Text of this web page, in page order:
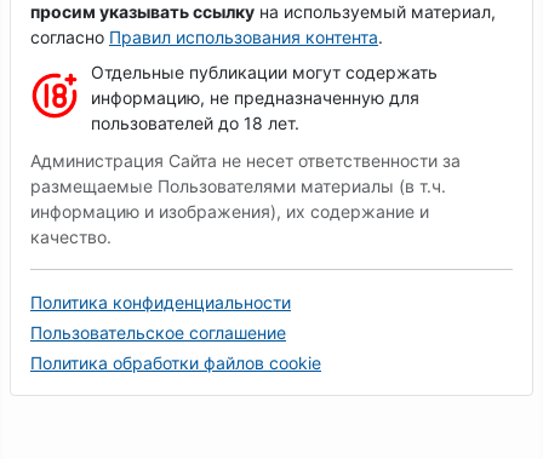
просим указывать ссылку на используемый материал,
согласно Правил использования контента.
Отдельные публикации могут содержать
информацию, не предназначенную для
пользователей до 18 лет.
Администрация Сайта не несет ответственности за
размещаемые Пользователями материалы (в т.ч.
информацию и изображения), их содержание и
качество.
Политика конфиденциальности
Пользовательское соглашение
Политика обработки файлов cookie